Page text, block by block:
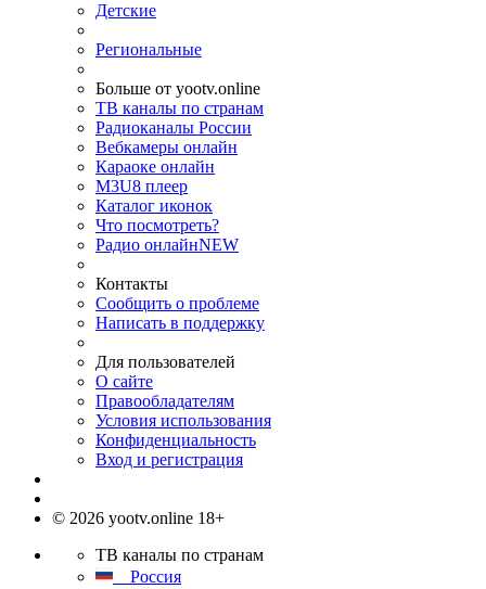
Детские
Региональные
Больше от yootv.online
ТВ каналы по странам
Радиоканалы России
Вебкамеры онлайн
Караоке онлайн
M3U8 плеер
Каталог иконок
Что посмотреть?
Радио онлайнNEW
Контакты
Сообщить о проблеме
Написать в поддержку
Для пользователей
О сайте
Правообладателям
Условия использования
Конфиденциальность
Вход и регистрация
© 2026 yootv.online 18+
ТВ каналы по странам
Россия